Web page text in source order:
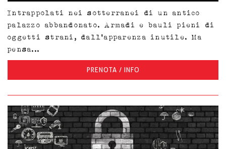
Intrappolati nei sotterranei di un antico
palazzo abbandonato. Armadi e bauli pieni di
oggetti strani, dall'apparenza inutile. Ma
pensa...
PRENOTA / INFO